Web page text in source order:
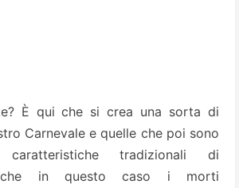
È qui che si crea una sorta di
Carnevale e quelle che poi sono
tradizionali di
in questo caso i morti